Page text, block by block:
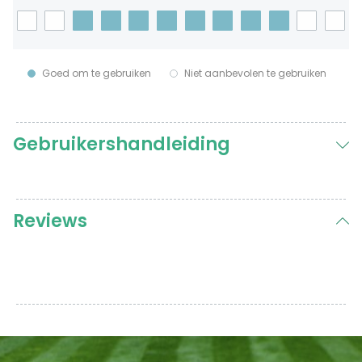
Goed om te gebruiken Niet aanbevolen te gebruiken
Gebruikershandleiding
Reviews
Rating: 5/5
Terras en oprit zijn weer ontdaan van de groene
Wed Apr 29 2026 12:16:05 GMT+0000 (Coordinated